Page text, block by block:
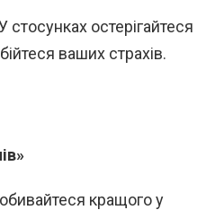
остерігайтеся
ваших страхів.
кращого у